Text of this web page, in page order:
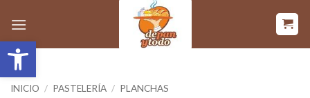
Abrir barra de herramientas
contenido
INICIO / PASTELERÍA / PLANCHAS